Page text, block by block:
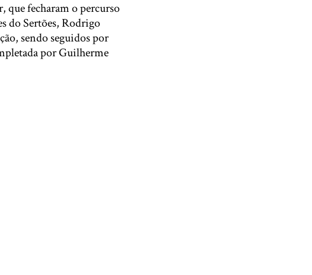
que fecharam o percurso
do Sertões, Rodrigo
sendo seguidos por
por Guilherme